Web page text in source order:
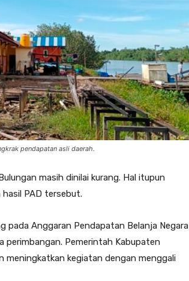
pendapatan asli daerah.
masih dinilai kurang. Hal itupun
PAD tersebut.
pada Anggaran Pendapatan Belanja Negara
perimbangan. Pemerintah Kabupaten
meningkatkan kegiatan dengan menggali